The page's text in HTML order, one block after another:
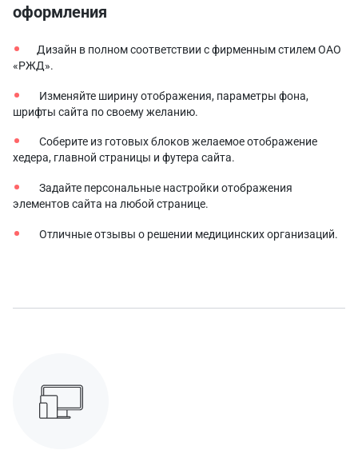
оформления
Дизайн в полном соответствии с фирменным стилем ОАО
«РЖД».
Изменяйте ширину отображения, параметры фона,
шрифты сайта по своему желанию.
Соберите из готовых блоков желаемое отображение
хедера, главной страницы и футера сайта.
Задайте персональные настройки отображения
элементов сайта на любой странице.
Отличные отзывы о решении медицинских организаций.